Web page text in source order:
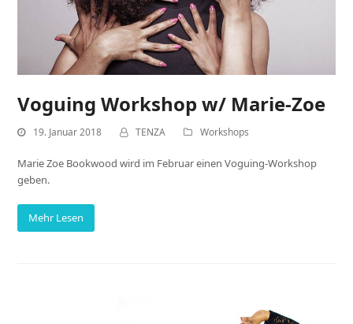
Voguing Workshop w/ Marie-Zoe
19. Januar 2018 TENZA Workshops
Marie Zoe Bookwood wird im Februar einen Voguing-Workshop
geben.
Mehr Lesen